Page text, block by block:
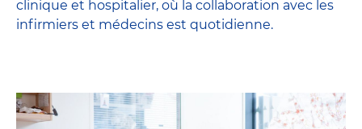
clinique et hospitalier, où la collaboration avec les
infirmiers et médecins est quotidienne.